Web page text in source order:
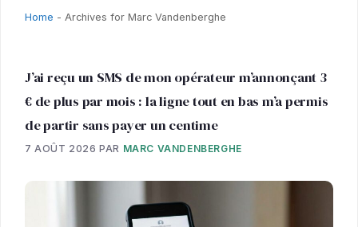
Home - Archives for Marc Vandenberghe
J’ai reçu un SMS de mon opérateur m’annonçant 3
€ de plus par mois : la ligne tout en bas m’a permis
de partir sans payer un centime
7 AOÛT 2026 PAR MARC VANDENBERGHE